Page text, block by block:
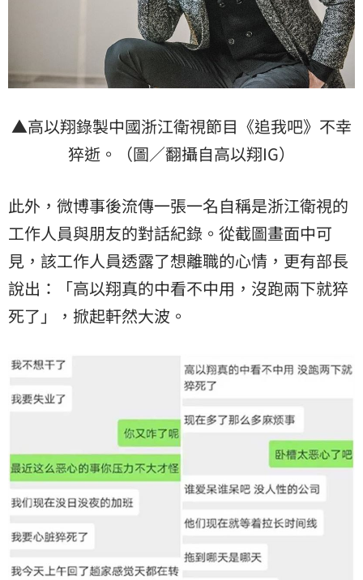
▲高以翔錄製中國浙江衛視節目《追我吧》不幸
猝逝。（圖／翻攝自高以翔IG）
此外，微博事後流傳一張一名自稱是浙江衛視的
工作人員與朋友的對話紀錄。從截圖畫面中可
見，該工作人員透露了想離職的心情，更有部長
說出：「高以翔真的中看不中用，沒跑兩下就猝
死了」，掀起軒然大波。